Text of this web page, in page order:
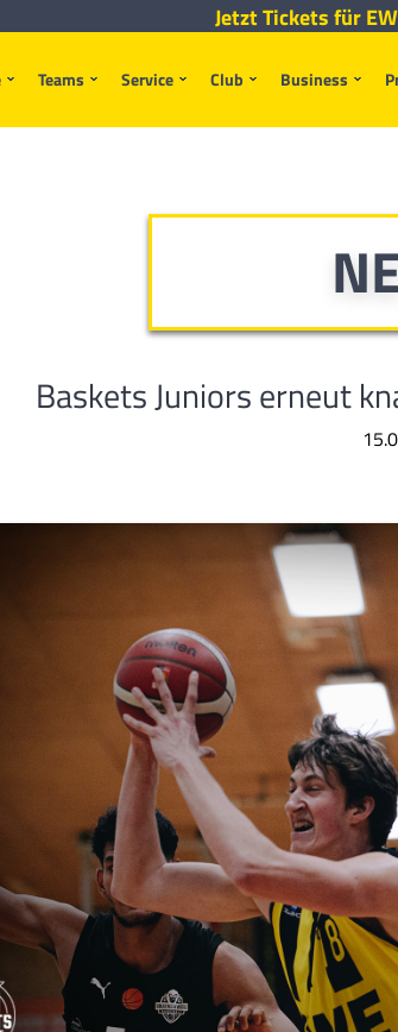
Teams Service Club Business
Jetzt Tickets für
Baskets Juniors erneut